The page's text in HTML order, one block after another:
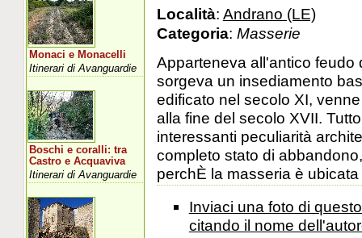
Località: Andrano (LE)
Categoria: Masserie
Apparteneva all'antico feudo
sorgeva un insediamento
edificato nel secolo XI,
alla fine del secolo XVII.
interessanti peculiarità
completo stato di
perchÈ la masseria è
Inviaci una foto di
citando il nome
Monaci e Monacelli
Itinerari di Avanguardie
Boschi e coralli: tra
Castro e Acquaviva
Itinerari di Avanguardie